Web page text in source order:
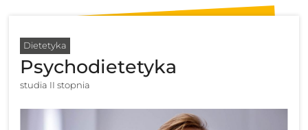
Dietetyka
Psychodietetyka
studia II stopnia